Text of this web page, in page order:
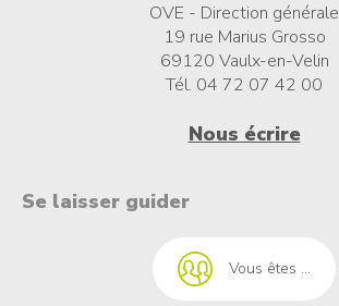
OVE - Direction générale
19 rue Marius Grosso
69120 Vaulx-en-Velin
Tél. 04 72 07 42 00
Nous écrire
Se laisser guider
Vous êtes ...